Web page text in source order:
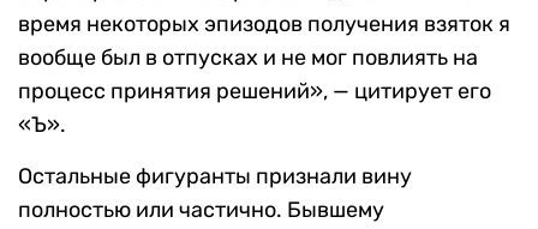
время некоторых эпизодов получения взяток я
вообще был в отпусках и не мог повлиять на
процесс принятия решений», — цитирует его
«Ъ».
Остальные фигуранты признали вину
полностью или частично. Бывшему